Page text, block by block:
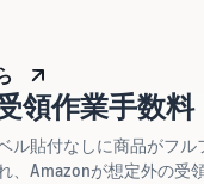
領作業手数料
ル貼付なしに商品がフル
、Amazonが想定外の受